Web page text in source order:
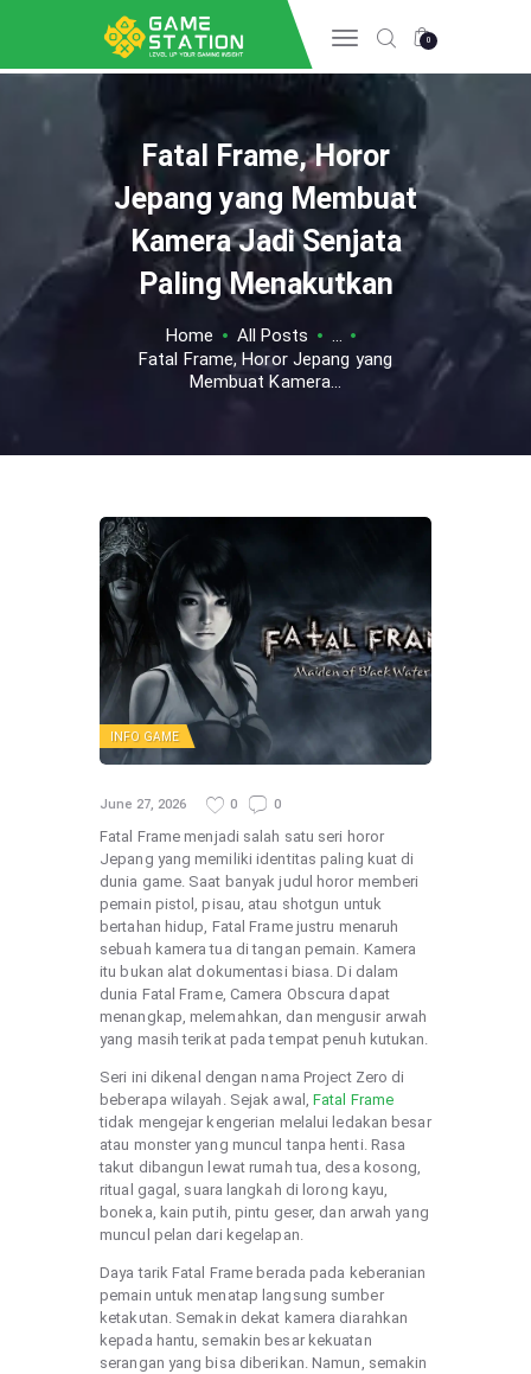
0
Fatal Frame, Horor
Jepang yang Membuat
Kamera Jadi Senjata
Paling Menakutkan
Home All Posts
...
Fatal Frame, Horor Jepang yang
Membuat Kamera...
HOME
INFO GAME
ESPORTS
TIPS & TRICK
REVIEW GAME
INFO GAME
June 27, 2026 0 0
Fatal Frame menjadi salah satu seri horor
Jepang yang memiliki identitas paling kuat di
dunia game. Saat banyak judul horor memberi
pemain pistol, pisau, atau shotgun untuk
bertahan hidup, Fatal Frame justru menaruh
sebuah kamera tua di tangan pemain. Kamera
itu bukan alat dokumentasi biasa. Di dalam
dunia Fatal Frame, Camera Obscura dapat
menangkap, melemahkan, dan mengusir arwah
yang masih terikat pada tempat penuh kutukan.
Seri ini dikenal dengan nama Project Zero di
beberapa wilayah. Sejak awal,Fatal Frame
tidak mengejar kengerian melalui ledakan besar
atau monster yang muncul tanpa henti. Rasa
takut dibangun lewat rumah tua, desa kosong,
ritual gagal, suara langkah di lorong kayu,
boneka, kain putih, pintu geser, dan arwah yang
muncul pelan dari kegelapan.
Daya tarik Fatal Frame berada pada keberanian
pemain untuk menatap langsung sumber
ketakutan. Semakin dekat kamera diarahkan
kepada hantu, semakin besar kekuatan
serangan yang bisa diberikan. Namun, semakin